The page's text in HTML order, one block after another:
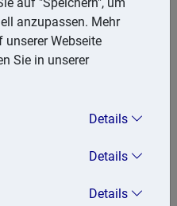
von
für
anzupassen. Mehr
Webseite
Sie in unserer
Details
Details
Details